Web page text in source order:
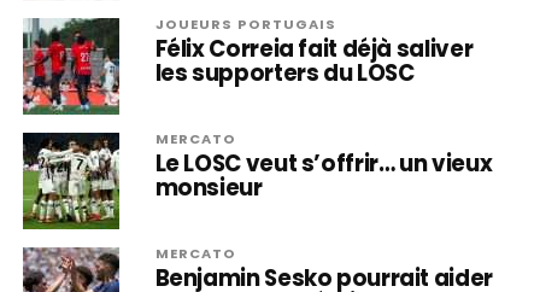
JOUEURS PORTUGAIS
Félix Correia fait déjà saliver
les supporters du LOSC
MERCATO
Le LOSC veut s’offrir… un vieux
monsieur
MERCATO
Benjamin Sesko pourrait aider